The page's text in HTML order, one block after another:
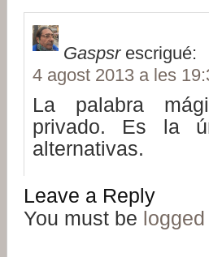
Gaspsr escrigué:
4 agost 2013 a les
La palabra
privado. Es la
alternativas.
Leave a Reply
You must be logged